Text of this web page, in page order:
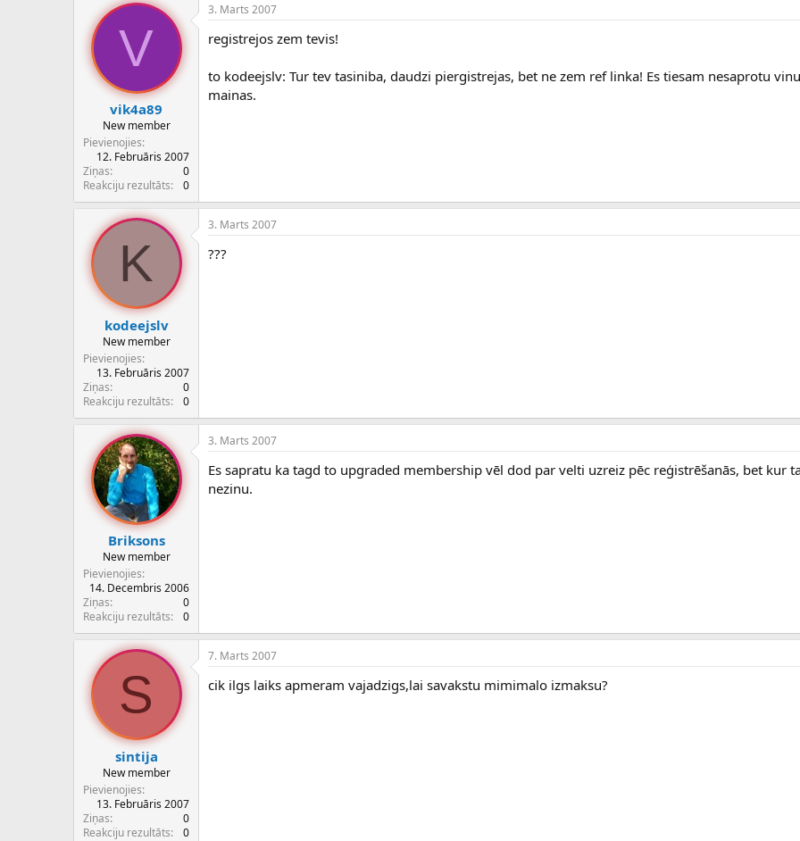
V
vik4a89
New member
Pievienojies
12. Februāris 2007
Ziņas
0
Reakciju rezultāts
0
3. Marts 2007
registrejos zem tevis!
to kodeejslv: Tur tev tasiniba, daudzi piergistrejas, bet ne zem ref linka! Es tiesam nesaprotu
mainas.
K
kodeejslv
New member
Pievienojies
13. Februāris 2007
Ziņas
0
Reakciju rezultāts
0
3. Marts 2007
???
Briksons
New member
Pievienojies
14. Decembris 2006
Ziņas
0
Reakciju rezultāts
0
3. Marts 2007
Es sapratu ka tagd to upgraded membership vēl dod par velti uzreiz pēc reģistrēšanās, bet kur
nezinu.
S
sintija
New member
Pievienojies
13. Februāris 2007
Ziņas
0
Reakciju rezultāts
0
7. Marts 2007
cik ilgs laiks apmeram vajadzigs,lai savakstu mimimalo izmaksu?